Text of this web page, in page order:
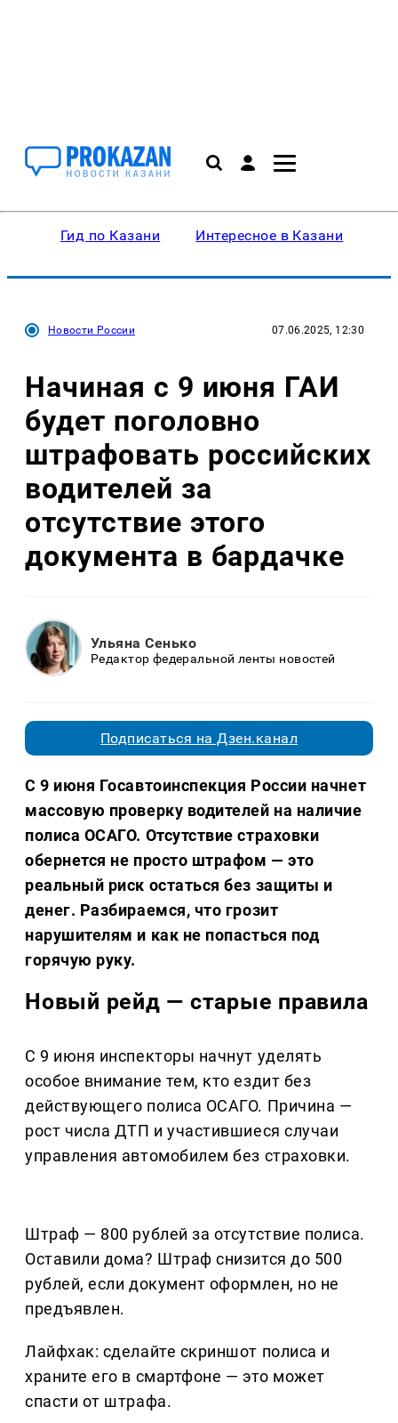
Гид по Казани Интересное в Казани
Новости России 07.06.2025, 12:30
Начиная с 9 июня ГАИ
будет поголовно
штрафовать российских
водителей за
отсутствие этого
документа в бардачке
Ульяна Сенько
Редактор федеральной ленты новостей
Подписаться на Дзен.канал
С 9 июня Госавтоинспекция России начнет
массовую проверку водителей на наличие
полиса ОСАГО. Отсутствие страховки
обернется не просто штрафом — это
реальный риск остаться без защиты и
денег. Разбираемся, что грозит
нарушителям и как не попасться под
горячую руку.
Новый рейд — старые правила
С 9 июня инспекторы начнут уделять
особое внимание тем, кто ездит без
действующего полиса ОСАГО. Причина —
рост числа ДТП и участившиеся случаи
управления автомобилем без страховки.
Штраф — 800 рублей за отсутствие полиса.
Оставили дома? Штраф снизится до 500
рублей, если документ оформлен, но не
предъявлен.
Лайфхак: сделайте скриншот полиса и
храните его в смартфоне — это может
спасти от штрафа.